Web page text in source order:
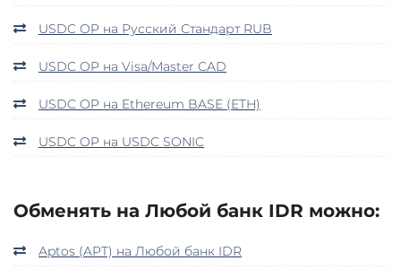
USDC OP на Русский Стандарт RUB
USDC OP на Visa/Master CAD
USDC OP на Ethereum BASE (ETH)
USDC OP на USDC SONIC
Обменять на Любой банк IDR можно:
Aptos (APT) на Любой банк IDR